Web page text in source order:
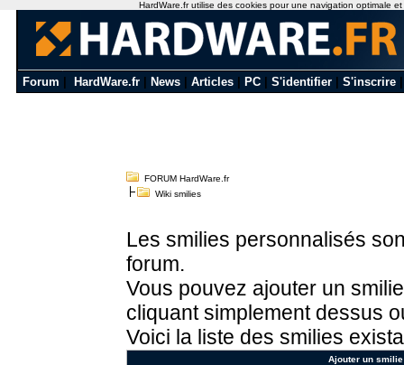
Forum HardWare.fr News Articles PC S'identifier S'inscrire
FORUM HardWare.fr
Wiki smilies
Les smilies personnalisés
forum.
Vous pouvez ajouter un
cliquant simplement dessus
Voici la liste des smilies
Ajouter un
HardWare.fr utilise des cookies pour une navigation optimale